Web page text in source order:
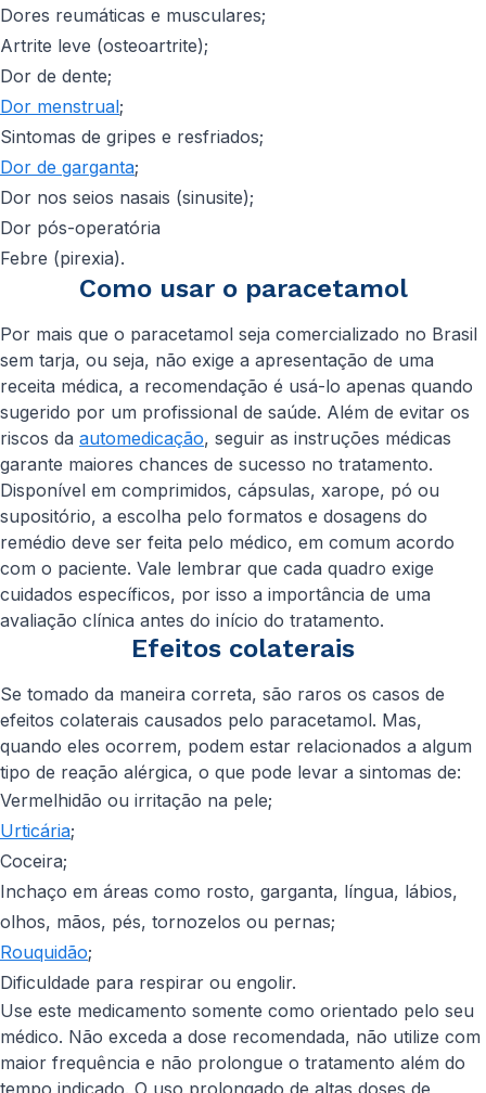
Dores reumáticas e musculares;
Artrite leve (osteoartrite);
Dor de dente;
Dor menstrual;
Sintomas de gripes e resfriados;
Dor de garganta;
Dor nos seios nasais (sinusite);
Dor pós-operatória
Febre (pirexia).
Como usar o paracetamol
Por mais que o paracetamol seja comercializado no Brasil
sem tarja, ou seja, não exige a apresentação de uma
receita médica, a recomendação é usá-lo apenas quando
sugerido por um profissional de saúde. Além de evitar os
riscos da automedicação, seguir as instruções médicas
garante maiores chances de sucesso no tratamento.
Disponível em comprimidos, cápsulas, xarope, pó ou
supositório, a escolha pelo formatos e dosagens do
remédio deve ser feita pelo médico, em comum acordo
com o paciente. Vale lembrar que cada quadro exige
cuidados específicos, por isso a importância de uma
avaliação clínica antes do início do tratamento.
Efeitos colaterais
Se tomado da maneira correta, são raros os casos de
efeitos colaterais causados pelo paracetamol. Mas,
quando eles ocorrem, podem estar relacionados a algum
tipo de reação alérgica, o que pode levar a sintomas de:
Vermelhidão ou irritação na pele;
Urticária;
Coceira;
Inchaço em áreas como rosto, garganta, língua, lábios,
olhos, mãos, pés, tornozelos ou pernas;
Rouquidão;
Dificuldade para respirar ou engolir.
Use este medicamento somente como orientado pelo seu
médico. Não exceda a dose recomendada, não utilize com
maior frequência e não prolongue o tratamento além do
tempo indicado. O uso prolongado de altas doses de